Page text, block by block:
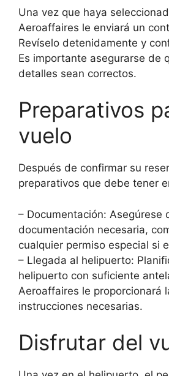
Una vez que haya
Aeroaffaires le enviará un
Revíselo detenidamente y
Es importante asegurarse de
detalles sean correctos.
Preparativos
vuelo
Después de confirmar su
preparativos que debe tener
– Documentación: Asegúrese
documentación necesaria,
cualquier permiso especial si
– Llegada al helipuerto:
helipuerto con suficiente
Aeroaffaires le proporcionará
instrucciones necesarias.
Disfrutar del